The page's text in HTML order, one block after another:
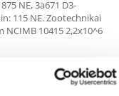
NE, 3a671 D3-
115 NE. Zootechnikai
NCIMB 10415 2,2x10^6